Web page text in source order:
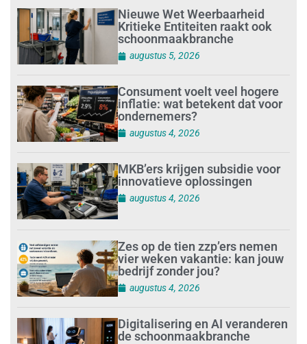
Nieuwe Wet Weerbaarheid
Kritieke Entiteiten raakt ook
schoonmaakbranche
augustus 5, 2026
Consument voelt veel hogere
inflatie: wat betekent dat voor
ondernemers?
augustus 4, 2026
MKB’ers krijgen subsidie voor
innovatieve oplossingen
augustus 4, 2026
Zes op de tien zzp’ers nemen
vier weken vakantie: kan jouw
bedrijf zonder jou?
augustus 4, 2026
Digitalisering en AI veranderen
de schoonmaakbranche